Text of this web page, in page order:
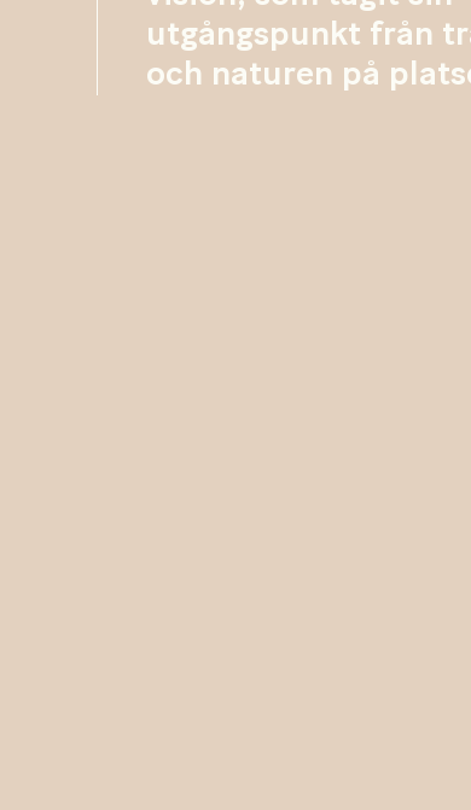
utgångspunkt från
och naturen på